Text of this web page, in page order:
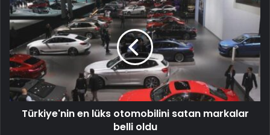
Türkiye'nin en lüks otomobilini satan markalar
belli oldu